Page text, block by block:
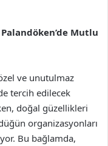
Mutlu
ve unutulmaz
tercih edilecek
doğal güzellikleri
organizasyonları
Bu bağlamda,